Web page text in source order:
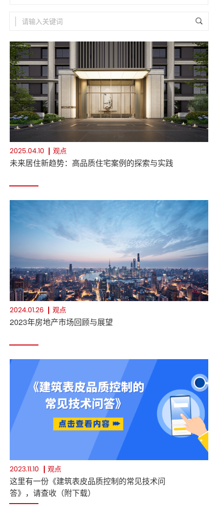
2025.04.10 观点
未来居住新趋势：高品质住宅案例的探索与实践
2024.01.26 观点
2023年房地产市场回顾与展望
2023.11.10 观点
这里有一份《建筑表皮品质控制的常见技术问
答》，请查收（附下载）